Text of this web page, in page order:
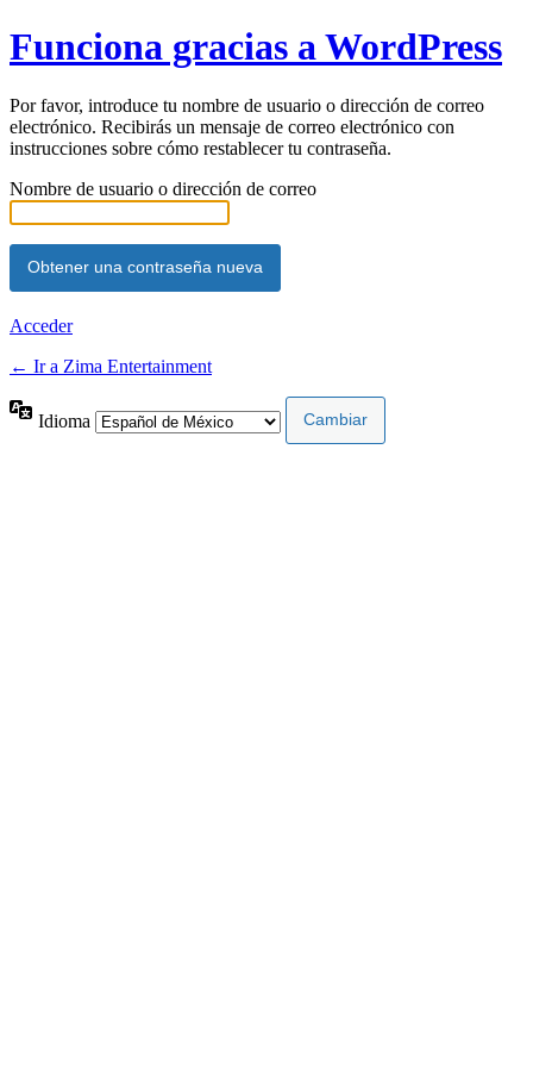
Funciona gracias a WordPress
Por favor, introduce tu nombre de usuario o dirección de correo
electrónico. Recibirás un mensaje de correo electrónico con
instrucciones sobre cómo restablecer tu contraseña.
Nombre de usuario o dirección de correo
Acceder
← Ir a Zima Entertainment
Idioma